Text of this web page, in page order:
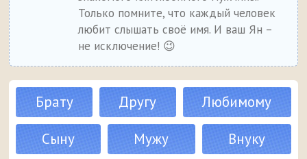
Только помните, что каждый человек
любит слышать своё имя. И ваш Ян –
не исключение! 😉
Брату Другу
Любимому
Сыну
Мужу
Внуку